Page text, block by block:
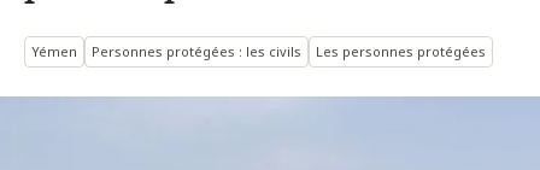
Yémen Personnes protégées : les civils Les personnes protégées